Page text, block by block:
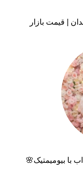
| قیمت بازار
با بیومیمتیک🌸